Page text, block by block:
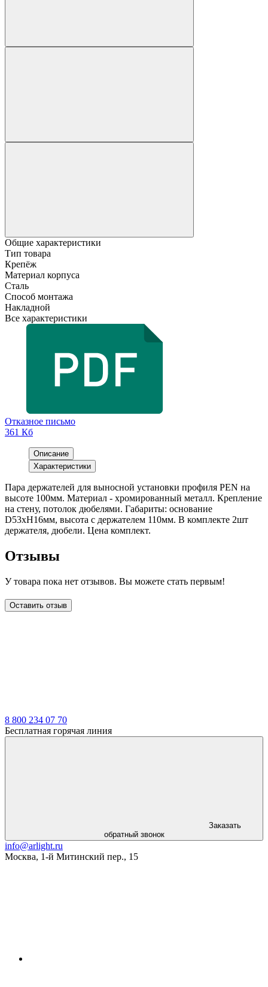
Общие характеристики
Тип товара
Крепёж
Материал корпуса
Сталь
Способ монтажа
Накладной
Все характеристики
Отказное письмо
361 Кб
Описание
Характеристики
Пара держателей для выносной установки профиля PEN на
высоте 100мм. Материал - хромированный металл. Крепление
на стену, потолок дюбелями. Габариты: основание
D53xH16мм, высота с держателем 110мм. В комплекте 2шт
держателя, дюбели. Цена комплект.
Отзывы
У товара пока нет отзывов. Вы можете стать первым!
Оставить отзыв
8 800 234 07 70
Бесплатная горячая линия
Заказать
обратный звонок
info@arlight.ru
Москва, 1-й Митинский пер., 15